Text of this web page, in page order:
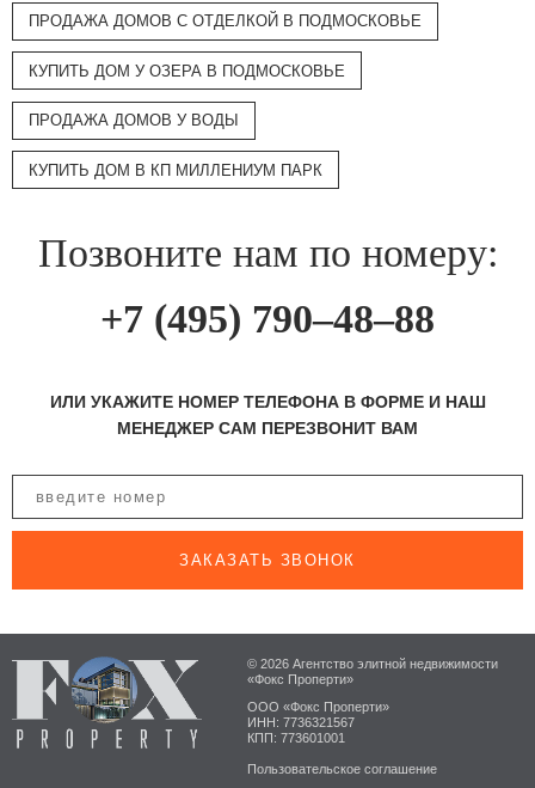
ПРОДАЖА ДОМОВ С ОТДЕЛКОЙ В ПОДМОСКОВЬЕ
КУПИТЬ ДОМ У ОЗЕРА В ПОДМОСКОВЬЕ
ПРОДАЖА ДОМОВ У ВОДЫ
КУПИТЬ ДОМ В КП МИЛЛЕНИУМ ПАРК
Позвоните нам по номеру:
+7 (495) 790–48–88
ИЛИ УКАЖИТЕ НОМЕР ТЕЛЕФОНА В ФОРМЕ И НАШ
МЕНЕДЖЕР САМ ПЕРЕЗВОНИТ ВАМ
ЗАКАЗАТЬ ЗВОНОК
© 2026 Агентство элитной недвижимости
«Фокс Проперти»
ООО «Фокс Проперти»
ИНН: 7736321567
КПП: 773601001
Пользовательское соглашение